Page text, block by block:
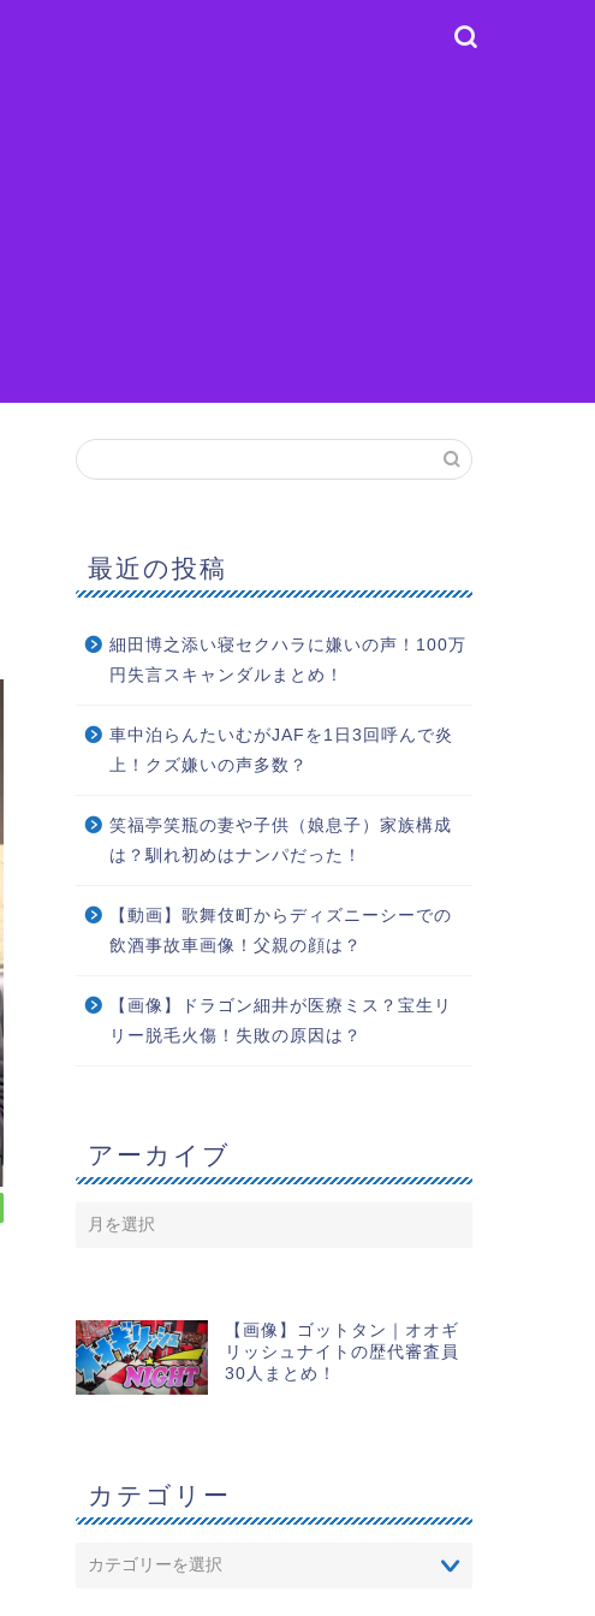
最近の投稿
細田博之添い寝セクハラに嫌いの声！100万
円失言スキャンダルまとめ！
車中泊らんたいむがJAFを1日3回呼んで炎
上！クズ嫌いの声多数？
笑福亭笑瓶の妻や子供（娘息子）家族構成
は？馴れ初めはナンパだった！
【動画】歌舞伎町からディズニーシーでの
飲酒事故車画像！父親の顔は？
【画像】ドラゴン細井が医療ミス？宝生リ
リー脱毛火傷！失敗の原因は？
アーカイブ
【画像】ゴットタン｜オオギ
リッシュナイトの歴代審査員
30人まとめ！
カテゴリー